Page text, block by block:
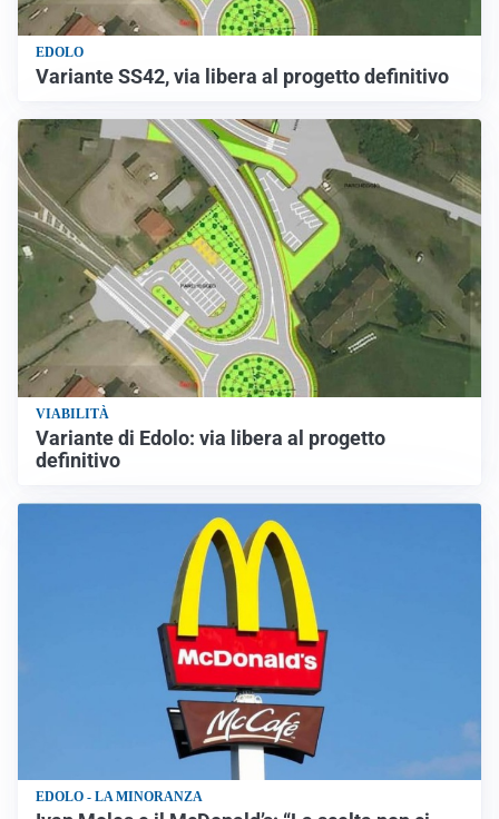
EDOLO
Variante SS42, via libera al progetto definitivo
VIABILITÀ
Variante di Edolo: via libera al progetto
definitivo
EDOLO - LA MINORANZA